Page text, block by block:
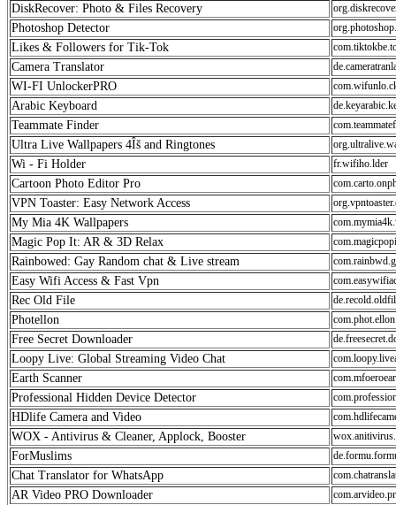
DiskRecover: Photo & Files Recovery
Photoshop Detector
Likes & Followers for Tik-Tok
Camera Translator
WI-FI UnlockerPRO
Arabic Keyboard
Teammate Finder
Ultra Live Wallpapers 4Îš and Ringtones
Wi - Fi Holder fr.wifiho.lder
Cartoon Photo Editor Pro
VPN Toaster: Easy Network Access
My Mia 4K Wallpapers
Magic Pop It: AR & 3D Relax
Rainbowed: Gay Random chat & Live stream
Easy Wifi Access & Fast Vpn
Rec Old File
Photellon com.phot.ellon
Free Secret Downloader
Loopy Live: Global Streaming Video Chat
Earth Scanner
Professional Hidden Device Detector
HDlife Camera and Video
WOX - Antivirus & Cleaner, Applock, Booster
ForMuslims
Chat Translator for WhatsApp
AR Video PRO Downloader